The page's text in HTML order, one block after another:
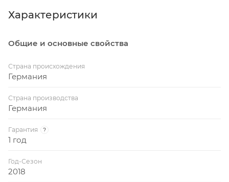
Стальной профиль рамы: 50 х 30 мм
Диаматер колесиков: 128 мм
Характеристики
Общие и основные свойства
Страна происхождения
Германия
Страна производства
Германия
Гарантия ?
1 год
Год-Сезон
2018